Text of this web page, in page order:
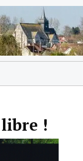
libre !